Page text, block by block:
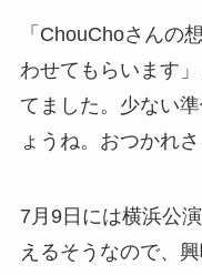
「ChouChoさんの
わせてもらいます
てました。少ない
ょうね。おつかれさ
7月9日には横浜公
えるそうなので、